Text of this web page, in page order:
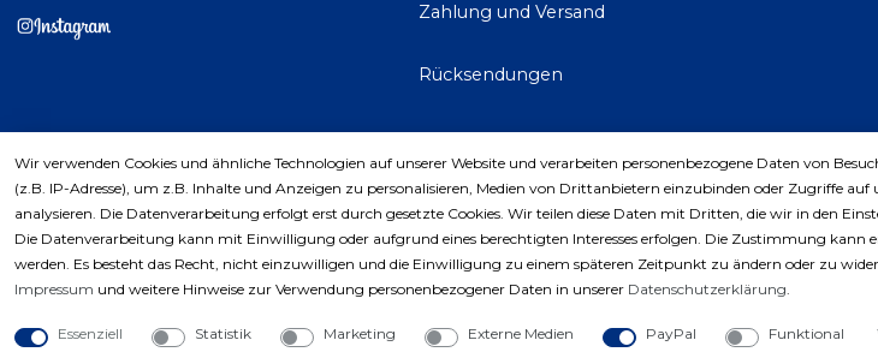
Zahlung und Versand
Rücksendungen
Kaufvertrag widerrufen
Copyright © 2023 by Profiwerkzeuge-
Wir verwenden Cookies und ähnliche Technologien auf unserer Website und verarbeiten personenbezogene Daten von
(z.B. IP-Adresse), um z.B. Inhalte und Anzeigen zu personalisieren, Medien von Drittanbietern einzubinden oder Zugriffe auf
analysieren. Die Datenverarbeitung erfolgt erst durch gesetzte Cookies. Wir teilen diese Daten mit Dritten, die wir in den
Die Datenverarbeitung kann mit Einwilligung oder aufgrund eines berechtigten Interesses erfolgen. Die Zustimmung kann
werden. Es besteht das Recht, nicht einzuwilligen und die Einwilligung zu einem späteren Zeitpunkt zu ändern oder zu
Impressum und weitere Hinweise zur Verwendung personenbezogener Daten in unserer Daten­schutz­erklärung.
Essenziell Statistik Marketing Externe Medien PayPal Funktional